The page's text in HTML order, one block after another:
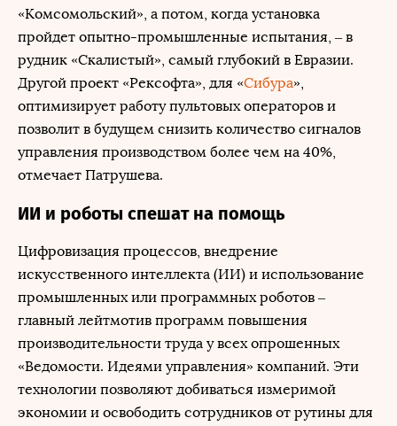
«Комсомольский», а потом, когда установка
пройдет опытно-промышленные испытания, – в
рудник «Скалистый», самый глубокий в Евразии.
Другой проект «Рексофта», для «Сибура»,
оптимизирует работу пультовых операторов и
позволит в будущем снизить количество сигналов
управления производством более чем на 40%,
отмечает Патрушева.
ИИ и роботы спешат на помощь
Цифровизация процессов, внедрение
искусственного интеллекта (ИИ) и использование
промышленных или программных роботов –
главный лейтмотив программ повышения
производительности труда у всех опрошенных
«Ведомости. Идеями управления» компаний. Эти
технологии позволяют добиваться измеримой
экономии и освободить сотрудников от рутины для